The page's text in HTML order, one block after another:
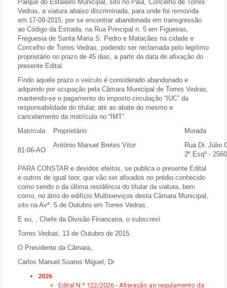
Parque do Estaleiro Municipal, sito no Paul, Concelho de Torres
Vedras, a viatura abaixo discriminada, para onde foi removida
em 17-09-2015, por se encontrar abandonada em transgressão
ao Código da Estrada, na Rua Principal n. 5 em Figueiras,
Freguesia de Santa Maria S. Pedro e Matacães na cidade e
Concelho de Torres Vedras, podendo ser reclamada pelo legítimo
proprietário no prazo de 45 dias, a partir da data de afixação do
presente Edital.
Findo aquele prazo o veiculo é considerado abandonado e
adquirido por ocupação pela Câmara Municipal de Torres Vedras,
mantendo-se o pagamento do imposto circulação “IUC” da
responsabilidade do titular, até ao abate do mesmo e
cancelamento da matrícula no “IMT”.
Matrícula
Proprietário Morada
81-06-AO
António Manuel Bretes Vitor
Rua Dr. Júlio
2º.Esqº -
PARA CONSTAR e devidos efeitos, se publica o presente Edital
e outros de igual teor, que vão ser afixados no prédio conhecido
como sendo o da última residência do titular da viatura, bem
como, no átrio do edifício Multiserviços desta Câmara Municipal,
sito na Avª. 5 de Outubro em Torres Vedras.
E eu, , Chefe da Divisão Financeira, o subscrevi.
Torres Vedras, 13 de Outubro de 2015.
O Presidente da Câmara,
Carlos Manuel Soares Miguel, Dr
2026
Edital N.º 122/2026 - Alteração ao regulamento da